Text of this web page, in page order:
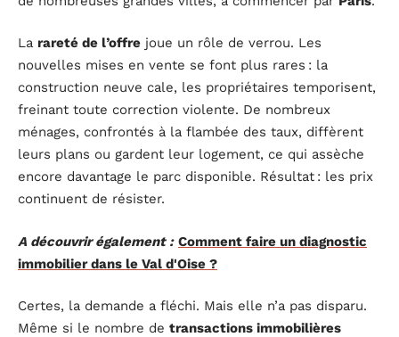
La rareté de l’offre joue un rôle de verrou. Les
nouvelles mises en vente se font plus rares : la
construction neuve cale, les propriétaires temporisent,
freinant toute correction violente. De nombreux
ménages, confrontés à la flambée des taux, diffèrent
leurs plans ou gardent leur logement, ce qui assèche
encore davantage le parc disponible. Résultat : les prix
continuent de résister.
A découvrir également : Comment faire un diagnostic
immobilier dans le Val d'Oise ?
Certes, la demande a fléchi. Mais elle n’a pas disparu.
Même si le nombre de transactions immobilières